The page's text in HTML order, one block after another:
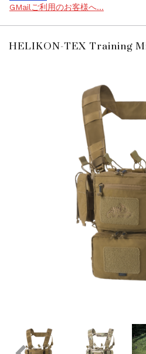
GMailご利用のお客様へ...
お知らせ
2026.8.4
2025.8.29
GMailご利用のお客様へ...
2025.8.28
ちょっと面白い電動416修理...
HELIKON-TEX Training